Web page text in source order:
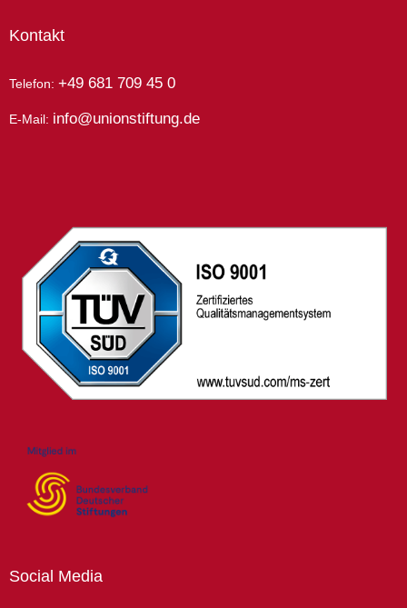
Kontakt
Telefon: +49 681 709 45 0
E-Mail: info@unionstiftung.de
Social Media